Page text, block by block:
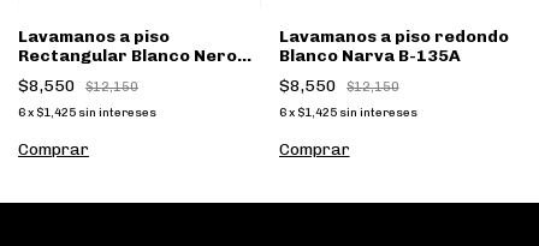
Lavamanos a piso
Rectangular Blanco Nero
B131
$8,550 $12,150
6x $1,425 sin intereses
Lavamanos a piso redondo
Blanco Narva B-135A
$8,550
$12,150
6 x $1,425 sin intereses